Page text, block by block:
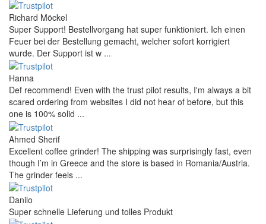
Richard Möckel
Super Support! Bestellvorgang hat super funktioniert. Ich einen
Feuer bei der Bestellung gemacht, welcher sofort korrigiert
wurde. Der Support ist w ...
Hanna
Def recommend! Even with the trust pilot results, I'm always a bit
scared ordering from websites I did not hear of before, but this
one is 100% solid ...
Ahmed Sherif
Excellent coffee grinder! The shipping was surprisingly fast, even
though I’m in Greece and the store is based in Romania/Austria.
The grinder feels ...
Danilo
Super schnelle Lieferung und tolles Produkt